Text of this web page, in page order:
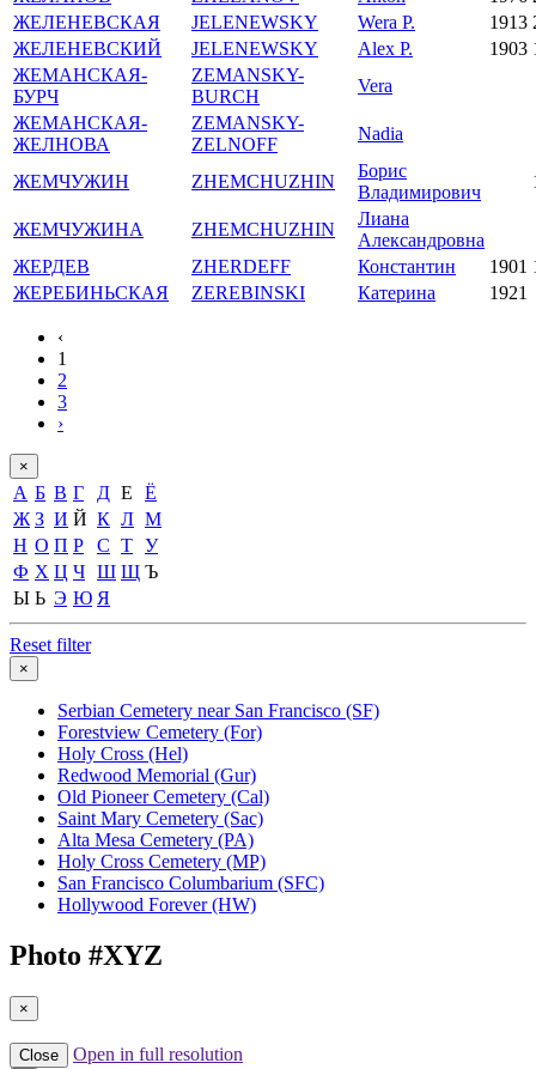
ЖЕЛЕНЕВСКАЯ
JELENEWSKY Wera P. 1913
ЖЕЛЕНЕВСКИЙ
JELENEWSKY Alex P. 1903
ЖЕМАНСКАЯ-
БУРЧ
ZEMANSKY-
BURCH
Vera
ЖЕМАНСКАЯ-
ЖЕЛНОВА
ZEMANSKY-
ZELNOFF
Nadia
ЖЕМЧУЖИН ZHEMCHUZHIN
Борис
Владимирович
ЖЕМЧУЖИНА ZHEMCHUZHIN
Лиана
Александровна
ЖЕРДЕВ
ZHERDEFF Константин 1901
ЖЕРЕБИНЬСКАЯ
ZEREBINSKI Катерина 1921
‹
1
2
3
›
×
А Б В Г Д Е
Ё
Ж З И Й К Л М
Н О П Р С Т У
Ф Х Ц Ч Ш Щ Ъ
Ы Ь Э Ю Я
Reset filter
×
Serbian Cemetery near San Francisco (SF)
Forestview Cemetery (For)
Holy Cross (Hel)
Redwood Memorial (Gur)
Old Pioneer Cemetery (Cal)
Saint Mary Cemetery (Sac)
Alta Mesa Cemetery (PA)
Holy Cross Cemetery (MP)
San Francisco Columbarium (SFC)
Hollywood Forever (HW)
Photo #XYZ
×
Close Open in full resolution